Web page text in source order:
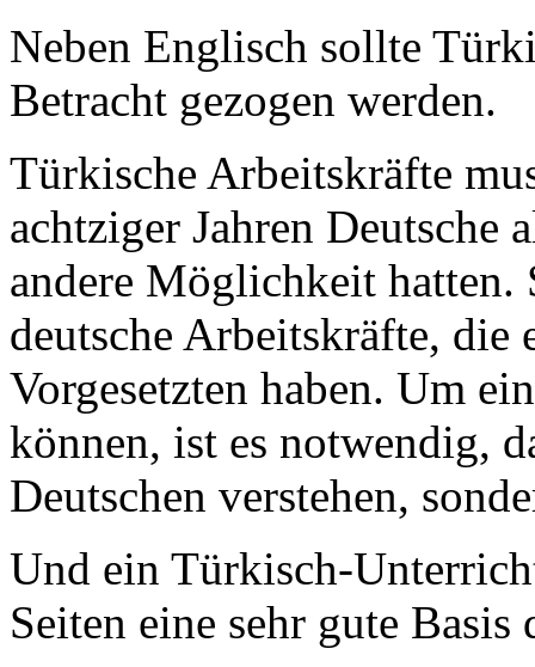
Neben Englisch sollte
Betracht gezogen werden.
Türkische Arbeitskräfte
achtziger Jahren Deutsche
andere Möglichkeit hatten.
deutsche Arbeitskräfte, die
Vorgesetzten haben. Um
können, ist es notwendig,
Deutschen verstehen,
Und ein Türkisch-
Seiten eine sehr gute Basis